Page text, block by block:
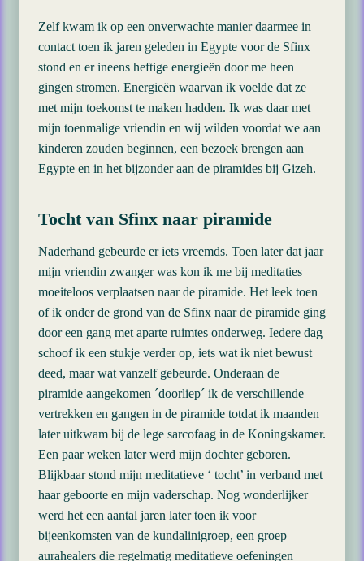
Zelf kwam ik op een onverwachte manier daarmee in
contact toen ik jaren geleden in Egypte voor de Sfinx
stond en er ineens heftige energieën door me heen
gingen stromen. Energieën waarvan ik voelde dat ze
met mijn toekomst te maken hadden. Ik was daar met
mijn toenmalige vriendin en wij wilden voordat we aan
kinderen zouden beginnen, een bezoek brengen aan
Egypte en in het bijzonder aan de piramides bij Gizeh.
Tocht van Sfinx naar piramide
Naderhand gebeurde er iets vreemds. Toen later dat jaar
mijn vriendin zwanger was kon ik me bij meditaties
moeiteloos verplaatsen naar de piramide. Het leek toen
of ik onder de grond van de Sfinx naar de piramide ging
door een gang met aparte ruimtes onderweg. Iedere dag
schoof ik een stukje verder op, iets wat ik niet bewust
deed, maar wat vanzelf gebeurde. Onderaan de
piramide aangekomen ´doorliep´ ik de verschillende
vertrekken en gangen in de piramide totdat ik maanden
later uitkwam bij de lege sarcofaag in de Koningskamer.
Een paar weken later werd mijn dochter geboren.
Blijkbaar stond mijn meditatieve ‘ tocht’ in verband met
haar geboorte en mijn vaderschap. Nog wonderlijker
werd het een aantal jaren later toen ik voor
bijeenkomsten van de kundalinigroep, een groep
aurahealers die regelmatig meditatieve oefeningen